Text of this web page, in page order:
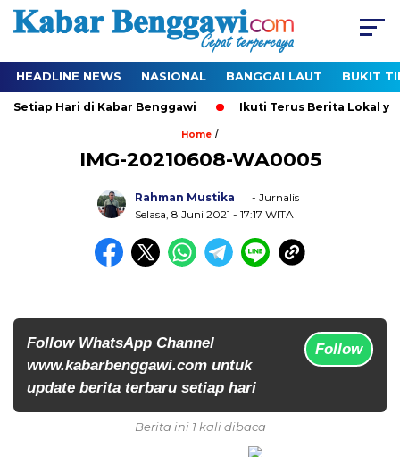
HEADLINE NEWS NASIONAL BANGGAI LAUT BUKIT
Hari di Kabar Benggawi Ikuti Terus Berita Lokal
Home /
IMG-20210608-WA0005
Rahman Mustika
- Jurnalis
Selasa, 8 Juni 2021 - 17:17 WITA
Follow WhatsApp Channel
www.kabarbenggawi.com untuk
update berita terbaru setiap hari
Follow
Berita ini 1 kali dibaca